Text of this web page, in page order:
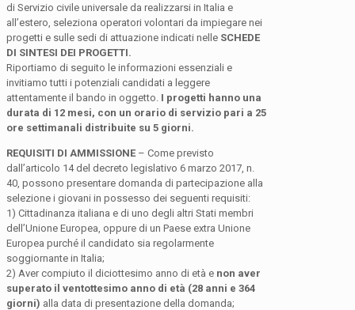
di Servizio civile universale da realizzarsi in Italia e
all’estero, seleziona operatori volontari da impiegare nei
progetti e sulle sedi di attuazione indicati nelle SCHEDE
DI SINTESI DEI PROGETTI.
Riportiamo di seguito le informazioni essenziali e
invitiamo tutti i potenziali candidati a leggere
attentamente il bando in oggetto. I progetti hanno una
durata di 12 mesi, con un orario di servizio pari a 25
ore settimanali distribuite su 5 giorni.
REQUISITI DI AMMISSIONE – Come previsto
dall’articolo 14 del decreto legislativo 6 marzo 2017, n.
40, possono presentare domanda di partecipazione alla
selezione i giovani in possesso dei seguenti requisiti:
1) Cittadinanza italiana e di uno degli altri Stati membri
dell’Unione Europea, oppure di un Paese extra Unione
Europea purché il candidato sia regolarmente
soggiornante in Italia;
2) Aver compiuto il diciottesimo anno di età e non aver
superato il ventottesimo anno di età (28 anni e 364
giorni) alla data di presentazione della domanda;